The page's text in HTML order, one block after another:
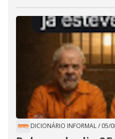
DICIONÁRIO INFORMAL/ 05/